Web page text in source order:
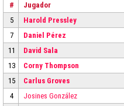
# Jugador
5
Harold Pressley
7
Daniel Pérez
11
David Sala
13
Corny Thompson
15
Carlus Groves
4
Josines González